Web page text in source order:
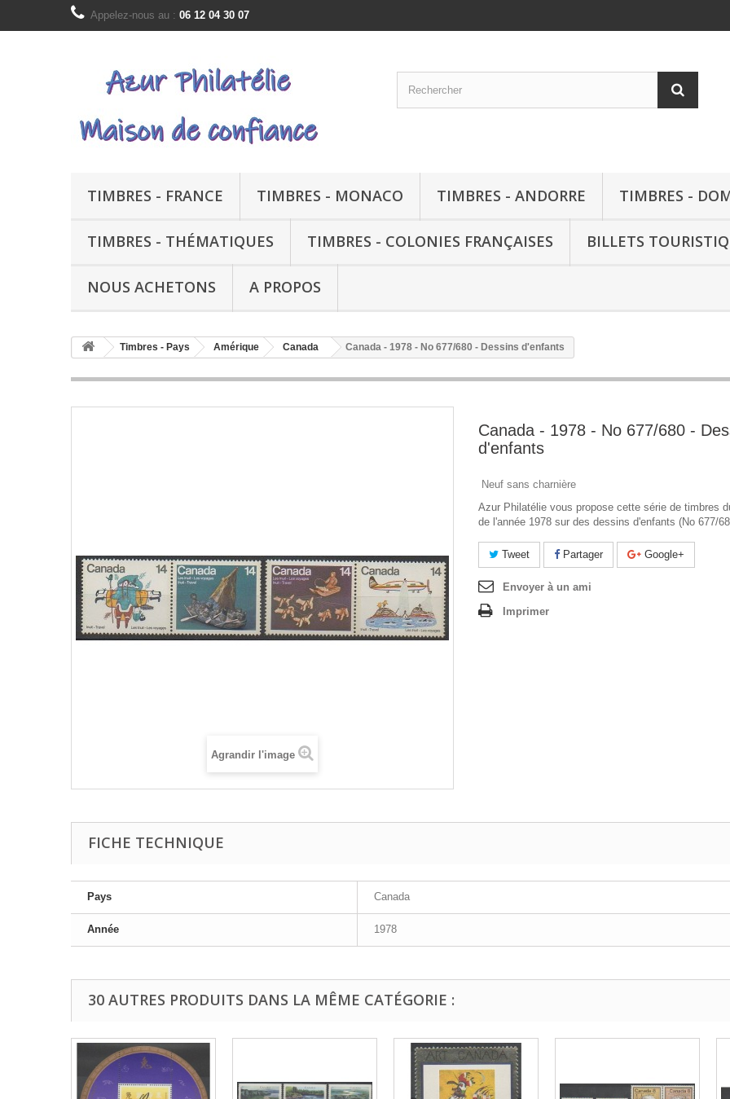
Appelez-nous au : 06 12 04 30 07
TIMBRES - FRANCE TIMBRES - MONACO TIMBRES - ANDORRE TIMBRES -
TIMBRES - THÉMATIQUES TIMBRES - COLONIES FRANÇAISES BILLETS
NOUS ACHETONS A PROPOS
Timbres - Pays Amérique Canada Canada - 1978 - No 677/680 - Dessins d'enfants
Agrandir l'image
Canada - 1978 - No 677/680 -
d'enfants
Neuf sans charnière
Azur Philatélie vous propose cette série de timbres
de l'année 1978 sur des dessins d'enfants (No 677/
Tweet Partager Google+
Envoyer à un ami
Imprimer
FICHE TECHNIQUE
Pays Canada
Année 1978
30 AUTRES PRODUITS DANS LA MÊME CATÉGORIE :